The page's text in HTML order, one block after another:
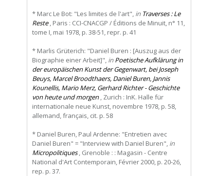
* Marc Le Bot: "Les limites de l'art", in Traverses : Le
Reste, Paris : CCI-CNACGP / Éditions de Minuit, n° 11,
tome I, mai 1978, p. 38-51, repr. p. 41
* Marlis Grüterich: "Daniel Buren : [Auszug aus der
Biographie einer Arbeit]", in Poetische Aufklärung in
der europäischen Kunst der Gegenwart, bei Joseph
Beuys, Marcel Broodthaers, Daniel Buren, Jannis
Kounellis, Mario Merz, Gerhard Richter - Geschichte
von heute und morgen, Zurich : InK. Halle für
internationale neue Kunst, novembre 1978, p. 58,
allemand, français, cit. p. 58
* Daniel Buren, Paul Ardenne: "Entretien avec
Daniel Buren" = "Interview with Daniel Buren", in
Micropolitiques, Grenoble : : Magasin - Centre
National d'Art Contemporain, Février 2000, p. 20-26,
rep. p. 37.